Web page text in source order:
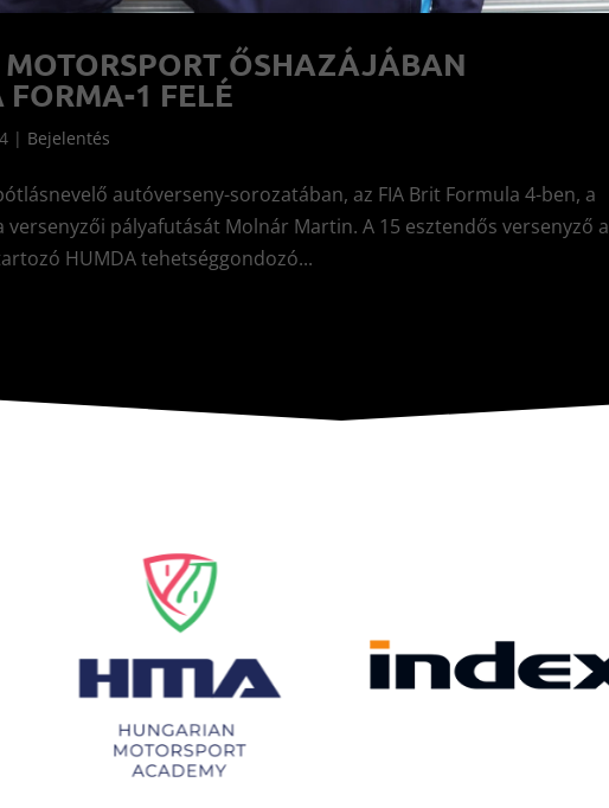
ŐSHAZÁJÁBAN
FORMA-1 FELÉ
| Bejelentés
autóverseny-sorozatában, az FIA Brit Formula 4-ben, a
versenyzői pályafutását Molnár Martin. A 15 esztendős versenyző a
HUMDA tehetséggondozó...